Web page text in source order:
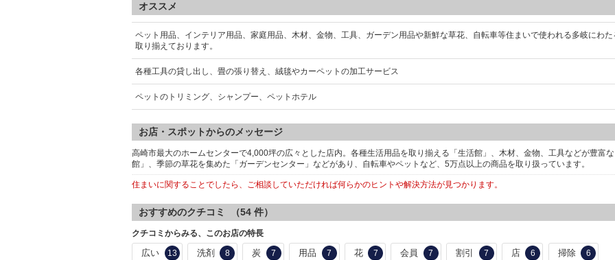
オススメ
ペット用品、インテリア用品、家庭用品、木材、金物、工具、ガーデン用品や新鮮な草花、自転車等住まいで使われる多岐にわた
取り揃えております。
各種工具の貸し出し、畳の張り替え、絨毯やカーペットの加工サービス
ペットのトリミング、シャンプー、ペットホテル
お店・スポットからのメッセージ
高崎市最大のホームセンターで4,000坪の広々とした店内。各種生活用品を取り揃える「生活館」、木材、金物、工具などが豊富
館」、季節の草花を集めた「ガーデンセンター」などがあり、自転車やペットなど、5万点以上の商品を取り扱っています。
住まいに関することでしたら、ご相談していただければ何らかのヒントや解決方法が見つかります。
おすすめのクチコミ （54 件）
クチコミからみる、このお店の特長
広い 13 洗剤 8 炭 7 用品 7 花 7 会員 7 割引 7 店 6 掃除 6